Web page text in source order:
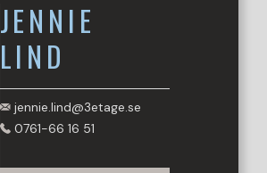
JENNIE
LIND
jennie.lind@3etage.se
0761-66 16 51